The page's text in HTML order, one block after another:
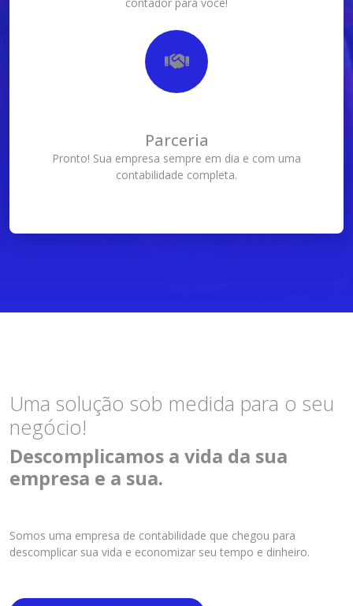
Parceria
Pronto! Sua empresa sempre em dia e com uma
contabilidade completa.
Uma solução sob medida para o seu
negócio!
Descomplicamos a vida da sua
empresa e a sua.
Somos uma empresa de contabilidade que chegou para
descomplicar sua vida e economizar seu tempo e dinheiro.